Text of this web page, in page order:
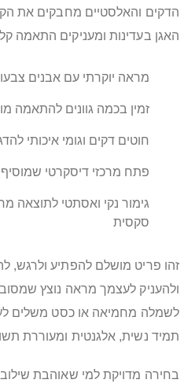
הדקים והאלסטיים מחבקים את
האגן בעדינות ומעניקים התאמה
מראה יוקרתי עם אבנים
זמין בכמה גוונים להתאמה
חוטים דקים וגומי איכותי
פתח מרכזי דיסקרטי
גימור נקי ואסתטי
סקסית
זהו פריט מושלם להפתיע ולרגש,
ולהעניק לעצמך מראה נוצץ
לשמלה מחמיאה או כסט משלים
תמיד נשית, אלגנטית ומעוררת
בחירה מדויקת למי שאוהבת שילוב